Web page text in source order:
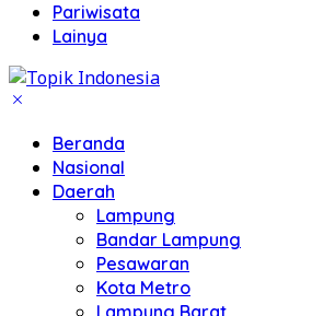
Pariwisata
Lainya
Beranda
Nasional
Daerah
Lampung
Bandar Lampung
Pesawaran
Kota Metro
Lampung Barat